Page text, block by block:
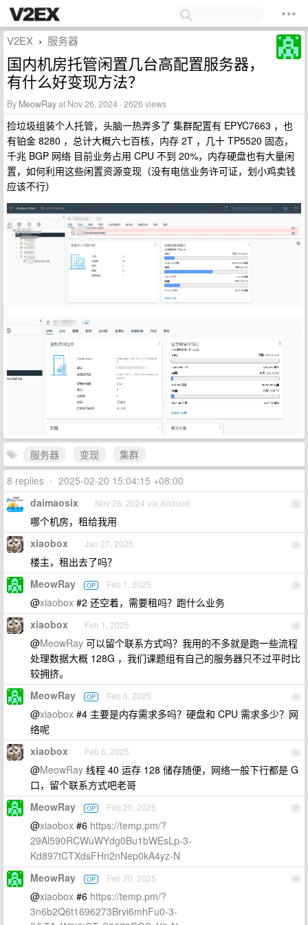
V2EX › 服务器
国内机房托管闲置几台高配置服务器，
有什么好变现方法？
By MeowRayat Nov 26, 2024 · 2626 views
捡垃圾组装个人托管，头脑一热弄多了 集群配置有 EPYC7663 ，也
有铂金 8280 ，总计大概六七百核，内存 2T ，几十 TP5520 固态，
千兆 BGP 网络 目前业务占用 CPU 不到 20%，内存硬盘也有大量闲
置，如何利用这些闲置资源变现（没有电信业务许可证，划小鸡卖钱
应该不行）
服务器 变现
集群
8 replies • 2025-02-20 15:04:15 +08:00
1
daimaosix Nov 28, 2024 via Android
哪个机房，租给我用
2
xiaobox Jan 27, 2025
楼主，租出去了吗？
3
MeowRay OP Feb 1, 2025
@xiaobox #2 还空着，需要租吗？跑什么业务
4
xiaobox Feb 1, 2025
@MeowRay 可以留个联系方式吗？我用的不多就是跑一些流程
处理数据大概 128G ，我们课题组有自己的服务器只不过平时比
较拥挤。
5
MeowRay OP Feb 6, 2025
@xiaobox #4 主要是内存需求多吗？硬盘和 CPU 需求多少？网
络呢
6
xiaobox Feb 6, 2025
@MeowRay 线程 40 运存 128 储存随便，网络一般下行都是 G
口，留个联系方式吧老哥
7
MeowRay OP Feb 20, 2025
@xiaobox #6 https://temp.pm/?
29Al590RCWuWYdg0Bu1bWEsLp-3-
Kd897tCTXdsFHn2nNep0kA4yz-N
8
MeowRay OP Feb 20, 2025
@xiaobox #6 https://temp.pm/?
3n6b2Q6t1696273Brvi6mhFu0-3-